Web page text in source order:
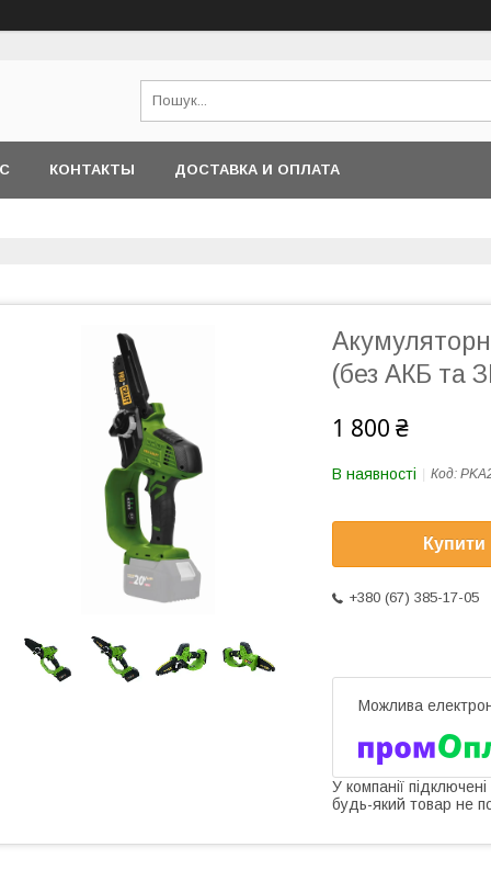
КОНТАКТЫ ДОСТАВКА И ОПЛАТА
(без АКБ та
1 800 ₴
В наявності Код:
Купити
+380 (67) 385-17-05
У компанії
будь-який товар не